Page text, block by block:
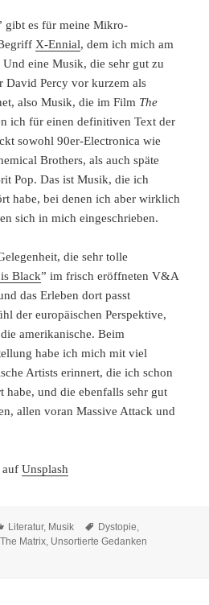
gibt es für meine Mikro-
X-Ennial, dem ich mich am
eine Musik, die sehr gut zu
David Percy vor kurzem als
also Musik, die im Film The
ich für einen definitiven Text der
sowohl 90er-Electronica wie
Brothers, als auch späte
Pop. Das ist Musik, die ich
habe, bei denen ich aber wirklich
sich in mich eingeschrieben.
die sehr tolle
Black” im frisch eröffneten V&A
das Erleben dort passt
der europäischen Perspektive,
amerikanische. Beim
habe ich mich mit viel
Artists erinnert, die ich schon
habe, und die ebenfalls sehr gut
allen voran Massive Attack und
aufUnsplash
Categories
Literatur, Musik Tags
Dystopie,
The Matrix, Unsortierte Gedanken
Gedanken #9: Nils Westerboer, Keine